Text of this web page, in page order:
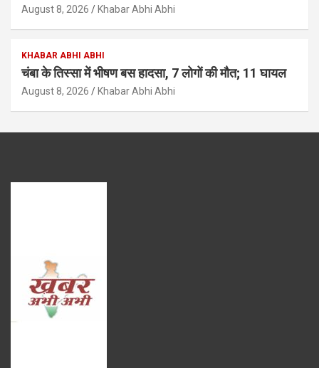
August 8, 2026 Khabar Abhi Abhi
KHABAR ABHI ABHI
चंबा के तिस्सा में भीषण बस हादसा, 7 लोगों की मौत; 11 घायल
August 8, 2026 Khabar Abhi Abhi